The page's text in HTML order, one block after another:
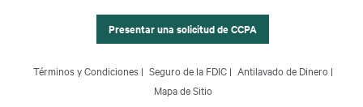
Acerca de Nosotros
Presentar una solicitud de CCPA
Footer Site Map
Términos y Condiciones Seguro de la FDIC
Antilavado de Dinero
Mapa de Sitio